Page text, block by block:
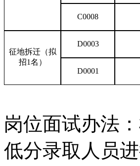
C0008
征地拆迁（拟
招1名）
D0003
D0001
岗位面试办法
低分录取人员